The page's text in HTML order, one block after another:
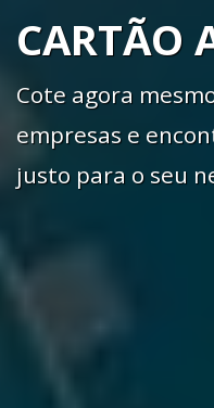
CARTÃO
Cote agora
empresas e
justo para o seu